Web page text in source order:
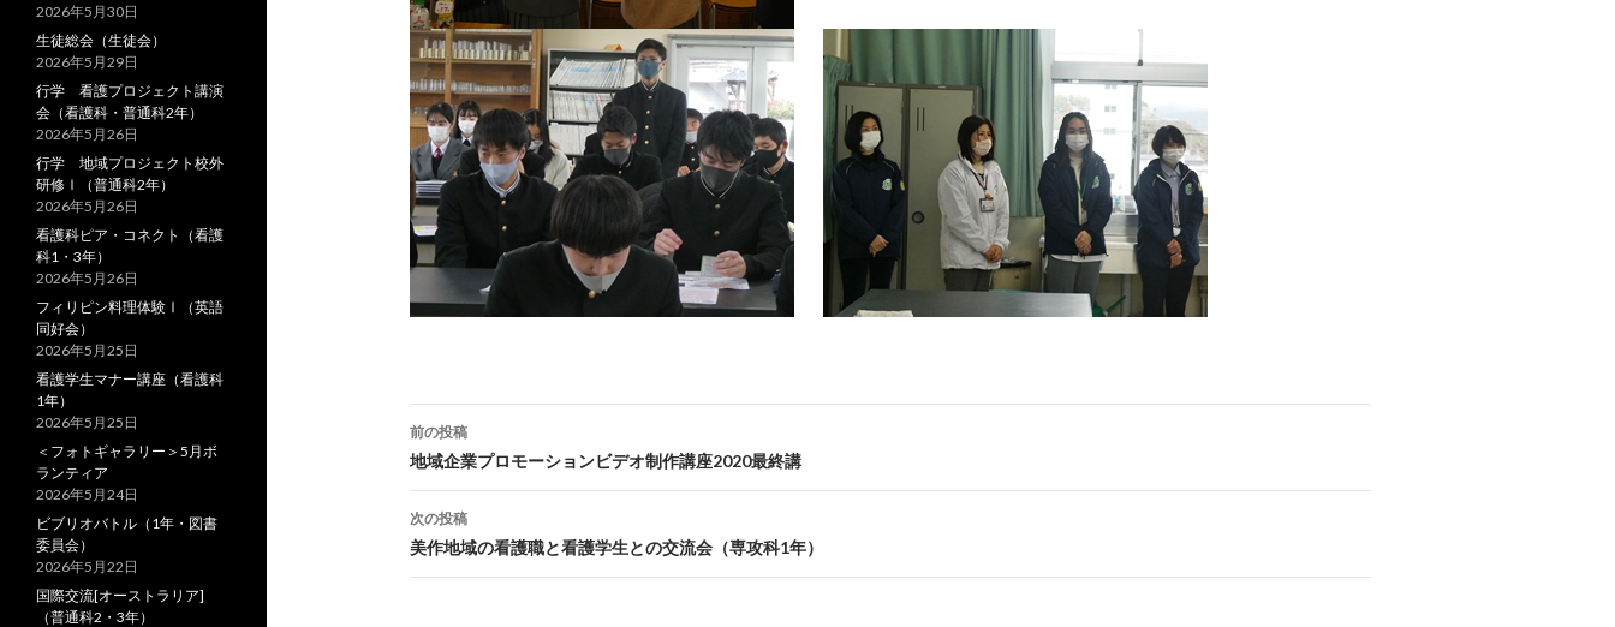
投
稿
ナ
前の投稿
地域企業プロモーションビデオ制作講座2020最終講
次の投稿
美作地域の看護職と看護学生との交流会（専攻科1年）
2026年5月30日
生徒総会（生徒会）
2026年5月29日
行学 看護プロジェクト講演
会（看護科・普通科2年）
2026年5月26日
行学 地域プロジェクト校外
研修Ⅰ（普通科2年）
2026年5月26日
看護科ピア・コネクト（看護
科1・3年）
2026年5月26日
フィリピン料理体験Ⅰ（英語
同好会）
2026年5月25日
看護学生マナー講座（看護科
1年）
2026年5月25日
＜フォトギャラリー＞5月ボ
ランティア
2026年5月24日
ビブリオバトル（1年・図書
委員会）
2026年5月22日
国際交流[オーストラリア]
（普通科2・3年）